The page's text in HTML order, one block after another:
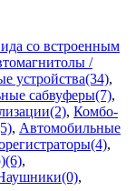
со встроенным
/
устройства(34),
сабвуферы(7),
, Комбо-
, Автомобильные
,
,
,